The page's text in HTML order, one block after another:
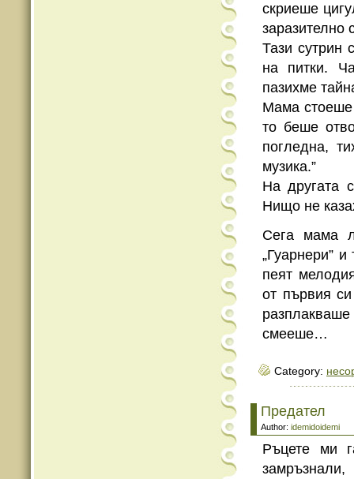
скриеше
Тази сутрин
на питки.
пазихме
Мама стоеше
то беше
погледна,
музика.”
На другата
Нищо не
Сега мама
„Гуарнери”
пеят
от първия
смееше…
Category:
Предател
Author: idemidoidemi
Ръцете ми